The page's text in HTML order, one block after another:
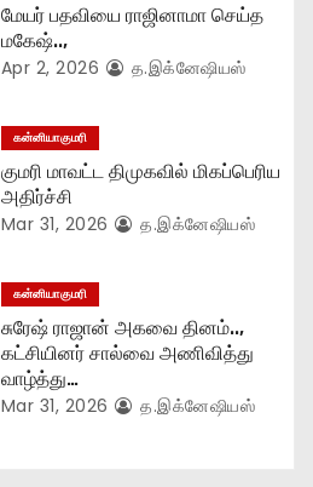
மேயர் பதவியை ராஜினாமா செய்த
மகேஷ்..,
Apr 2, 2026 த.இக்னேஷியஸ்
கன்னியாகுமரி
குமரி மாவட்ட திமுகவில் மிகப்பெரிய
அதிர்ச்சி
Mar 31, 2026 த.இக்னேஷியஸ்
கன்னியாகுமரி
சுரேஷ் ராஜான் அகவை தினம்..,
கட்சியினர் சால்வை அணிவித்து
வாழ்த்து…
Mar 31, 2026 த.இக்னேஷியஸ்